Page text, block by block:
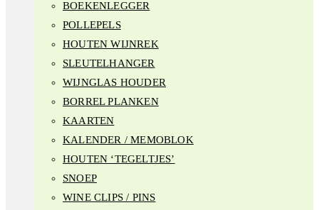
BOEKENLEGGER
POLLEPELS
HOUTEN WIJNREK
SLEUTELHANGER
WIJNGLAS HOUDER
BORREL PLANKEN
KAARTEN
KALENDER / MEMOBLOK
HOUTEN ‘TEGELTJES’
SNOEP
WINE CLIPS / PINS